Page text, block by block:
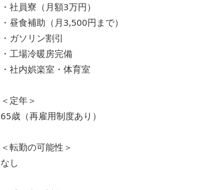
・社員寮（月額3万円）
・昼食補助（月3,500円まで）
・ガソリン割引
・工場冷暖房完備
・社内娯楽室・体育室
＜定年＞
65歳（再雇用制度あり）
＜転勤の可能性＞
なし